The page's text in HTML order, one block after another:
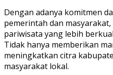
Dengan adanya komitmen
pemerintah dan
pariwisata yang lebih
Tidak hanya memberikan
meningkatkan citra
masyarakat lokal.